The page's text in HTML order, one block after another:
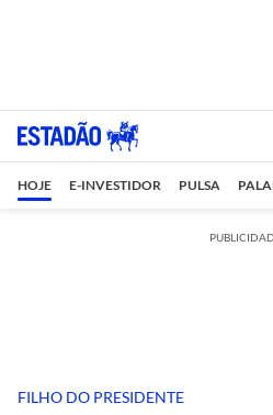
HOJE E-INVESTIDOR PULSA
FILHO DO PRESIDENTE